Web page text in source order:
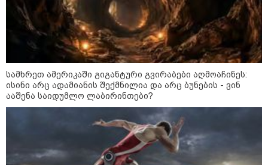
აბას არაღჩი - ომანთან ჰორმუზის
სრუტის გავლით ახალი
მარშრუტის გახსნის შესახებ
შეთანხმებასთან ახლოს ვართ,
მაგრამ, ეს ნაბიჯი არ უნდა იქნას
გაგებული, როგორც ჰორმუზის
სრუტის ხელახლა გახსნა
ვოლოდიმირ ზელენსკი - უკრაინას
აშშ-სთან Patriot-ის რაკეტების
ყოველთვიურად მიწოდების
შესახებ შეთანხმება აქვს
დიმიტრი მედვედევი - ცნობილია,
თუ რად იქცა ჰალსტუხების
სამხრეთ ამერიკაში გიგანტური გვირაბები აღმოაჩინეს:
ისინი არც ადამიანის შექმნილია და არც ბუნების - ვინ
ააშენა საიდუმლო ლაბირინთები?